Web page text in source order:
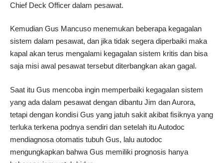
Chief Deck Officer dalam pesawat.
Kemudian Gus Mancuso menemukan beberapa kegagalan
sistem dalam pesawat, dan jika tidak segera diperbaiki maka
kapal akan terus mengalami kegagalan sistem kritis dan bisa
saja misi awal pesawat tersebut diterbangkan akan gagal.
Saat itu Gus mencoba ingin memperbaiki kegagalan sistem
yang ada dalam pesawat dengan dibantu Jim dan Aurora,
tetapi dengan kondisi Gus yang jatuh sakit akibat fisiknya yang
terluka terkena podnya sendiri dan setelah itu Autodoc
mendiagnosa otomatis tubuh Gus, lalu autodoc
mengungkapkan bahwa Gus memiliki prognosis hanya